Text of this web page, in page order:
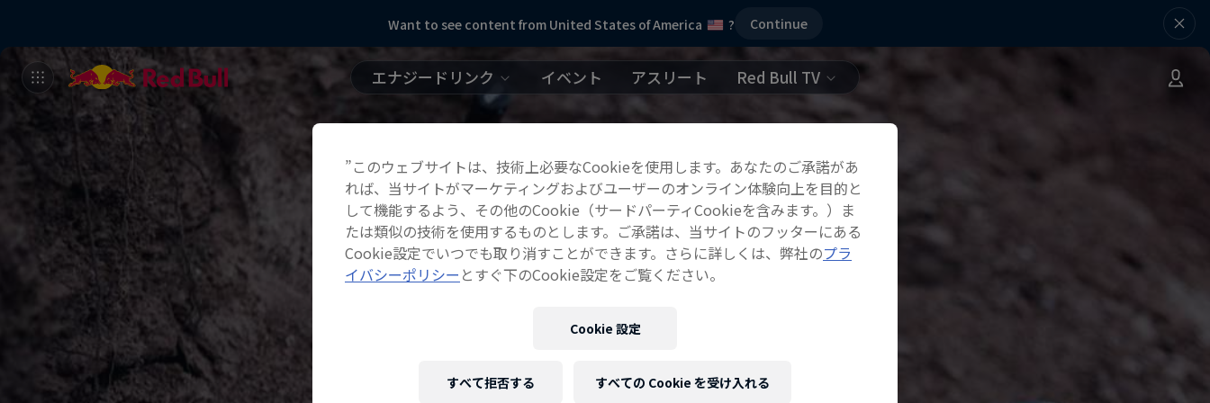
Want to see content from United States of America ? Continue
エナジードリンク イベント アスリート Red Bull TV
”このウェブサイトは、技術上必要なCookieを使用します。あなたのご承諾があ
れば、当サイトがマーケティングおよびユーザーのオンライン体験向上を目的と
して機能するよう、その他のCookie（サードパーティCookieを含みます。）ま
たは類似の技術を使用するものとします。ご承諾は、当サイトのフッターにある
Cookie設定でいつでも取り消すことができます。さらに詳しくは、弊社のプラ
イバシーポリシー とすぐ下のCookie設定をご覧ください。
Cookie 設定
すべて拒否する すべての Cookie を受け入れる